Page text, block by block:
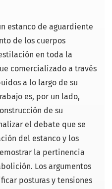
estanco de aguardiente
de los cuerpos
en toda la
comercializado a través
a lo largo de su
es, por un lado,
de su
el debate que se
del estanco y los
la pertinencia
Los argumentos
posturas y tensiones